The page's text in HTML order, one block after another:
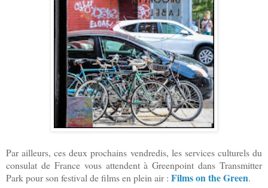
Par ailleurs, ces deux prochains vendredis, les services culturels du
consulat de France vous attendent à Greenpoint dans Transmitter
Park pour son festival de films en plein air : Films on the Green.